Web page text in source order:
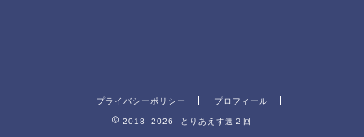
プライバシーポリシー プロフィール
2018–2026 とりあえず週２回